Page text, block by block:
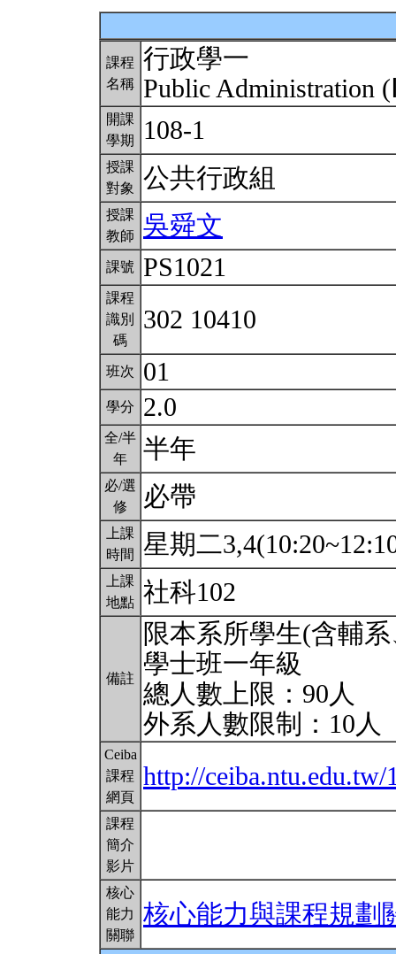
課程
名稱
行政學一
Public Administration
開課
學期
108-1
授課
對象
公共行政組
授課
教師
吳舜文
課號 PS1021
課程
識別
碼
302 10410
班次 01
學分 2.0
全/半
年
半年
必/選
修
必帶
上課
時間
星期二
上課
地點 社科102
備註
限本系所學生(含輔
學士班一年級
總人數上限：90人
外系人數限制：10人
Ceiba
課程
網頁
http://ceiba.ntu.edu.tw/
課程
簡介
影片
核心
能力
關聯
核心能力與課程規劃